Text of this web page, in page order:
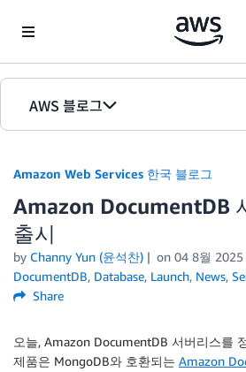
AWS 블로그
홈
에디션
Amazon Web Services 한국 블로그
Amazon DocumentDB
출시
by Channy Yun (윤석찬) on 04 8월 2025
DocumentDB, Database, Launch, News,
Share
오늘, Amazon DocumentDB 서버리스를
제품은 MongoDB와 호환되는 Amazon